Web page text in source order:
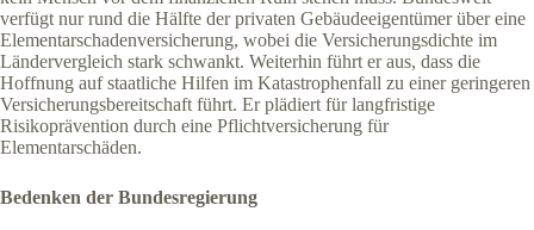
verfügt nur rund die Hälfte der privaten Gebäudeeigentümer über eine
Elementarschadenversicherung, wobei die Versicherungsdichte im
Ländervergleich stark schwankt. Weiterhin führt er aus, dass die
Hoffnung auf staatliche Hilfen im Katastrophenfall zu einer geringeren
Versicherungsbereitschaft führt. Er plädiert für langfristige
Risikoprävention durch eine Pflichtversicherung für
Elementarschäden.
Bedenken der Bundesregierung